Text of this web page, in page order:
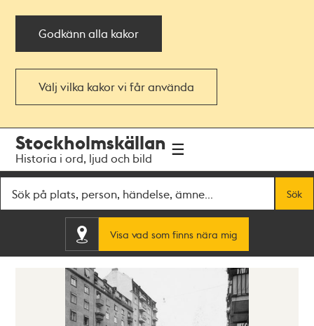
Godkänn alla kakor
Välj vilka kakor vi får använda
navigationen
huvudinnehållet
Stockholmskällan
Historia i ord, ljud och bild
Sök
Visa vad som finns nära mig